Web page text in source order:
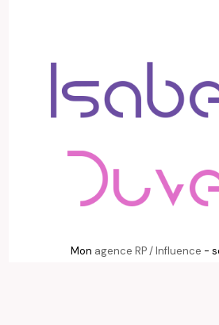
Mon agence RP / Influence -